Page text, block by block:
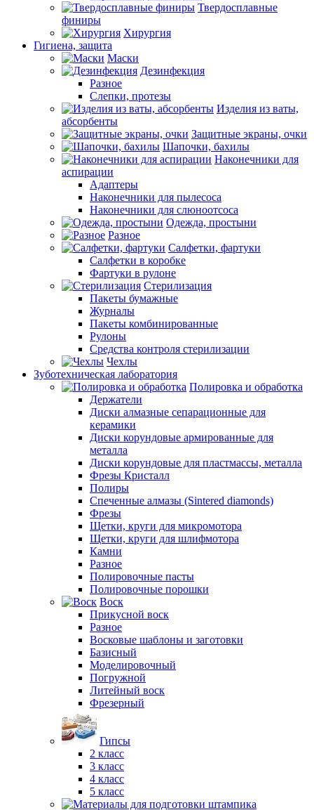
Твердосплавные
финиры
Хирургия
Гигиена, защита
Маски
Дезинфекция
Разное
Слепки, протезы
Изделия из ваты,
абсорбенты
Защитные экраны, очки
Шапочки, бахилы
Наконечники для
аспирации
Адаптеры
Наконечники для пылесоса
Наконечники для слюноотсоса
Одежда, простыни
Разное
Салфетки, фартуки
Салфетки в коробке
Фартуки в рулоне
Стерилизация
Пакеты бумажные
Журналы
Пакеты комбинированные
Рулоны
Средства контроля стерилизации
Чехлы
Зуботехническая лаборатория
Полировка и обработка
Держатели
Диски алмазные сепарационные для
керамики
Диски корундовые армированные для
металла
Диски корундовые для пластмассы, металла
Фрезы Кристалл
Полиры
Спеченные алмазы (Sintered diamonds)
Фрезы
Щетки, круги для микромотора
Щетки, круги для шлифмотора
Камни
Разное
Полировочные пасты
Полировочные порошки
Воск
Прикусной воск
Разное
Восковые шаблоны и заготовки
Базисный
Моделировочный
Погружной
Литейный воск
Фрезерный
Гипсы
2 класс
3 класс
4 класс
5 класс